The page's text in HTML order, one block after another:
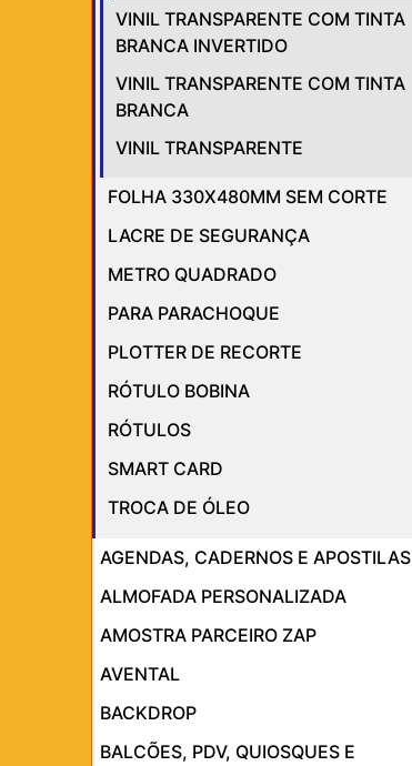
VINIL TRANSPARENTE COM TINTA
BRANCA INVERTIDO
VINIL TRANSPARENTE COM TINTA
BRANCA
VINIL TRANSPARENTE
FOLHA 330X480MM SEM CORTE
LACRE DE SEGURANÇA
METRO QUADRADO
PARA PARACHOQUE
PLOTTER DE RECORTE
RÓTULO BOBINA
RÓTULOS
SMART CARD
TROCA DE ÓLEO
AGENDAS, CADERNOS E APOSTILAS
ALMOFADA PERSONALIZADA
AMOSTRA PARCEIRO ZAP
AVENTAL
BACKDROP
BALCÕES, PDV, QUIOSQUES E